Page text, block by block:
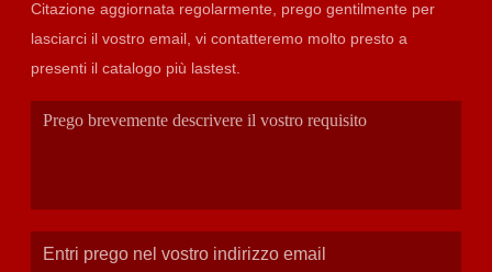
Citazione aggiornata regolarmente, prego gentilmente per
lasciarci il vostro email, vi contatteremo molto presto a
presenti il catalogo più lastest.